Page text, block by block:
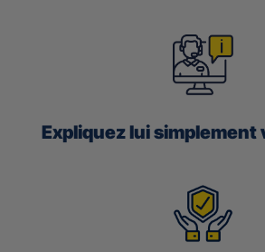
Expliquez lui simplement